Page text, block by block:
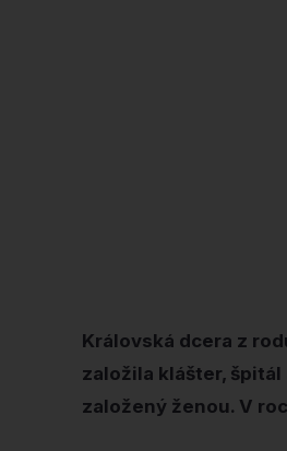
Královská dcera z
založila klášter,
založený ženou. V